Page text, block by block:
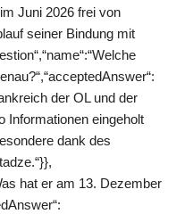
Juni 2026 frei von
seiner Bindung mit
der OL und der
Informationen eingeholt
dank des
hat er am 13. Dezember